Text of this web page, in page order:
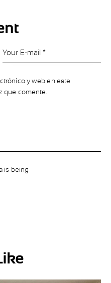
y web en este
que comente.
is being